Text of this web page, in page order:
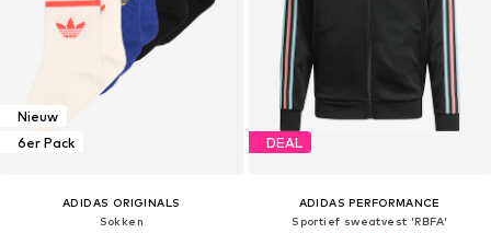
Nieuw
6er Pack
ADIDAS ORIGINALS
Sokken
DEAL
ADIDAS PERFORMANCE
Sportief sweatvest 'RBFA'